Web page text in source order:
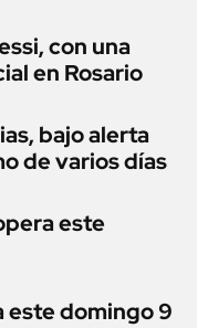
con una
en Rosario
bajo alerta
de varios días
este
este domingo 9